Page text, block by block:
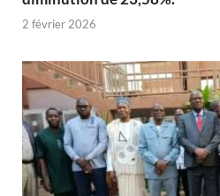
2 février 2026